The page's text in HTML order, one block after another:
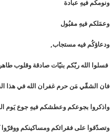
ونومكم فيهِ عبادة
وعمَلكم فيهِ مقبُول
ودعاؤكُم فيه مستجاب,
فسلوا الله ربّكم بنيّات صادقة وقلوب
فان الشقّي مَن حرم غفران الله في هذا
واذكروا بجوعكم وعطشكم فيهِ جوع يَوم
وتصدّقوا على فقرائكم ومساكينكم ووقرّوا